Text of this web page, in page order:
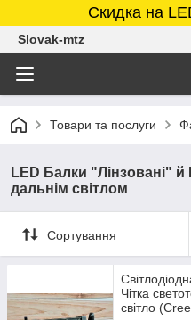
Скидка на
Slovak-mtz
Товари та послуги
LED Балки "Лінзовані"
дальнім світлом
Сортування
Чітка
світло